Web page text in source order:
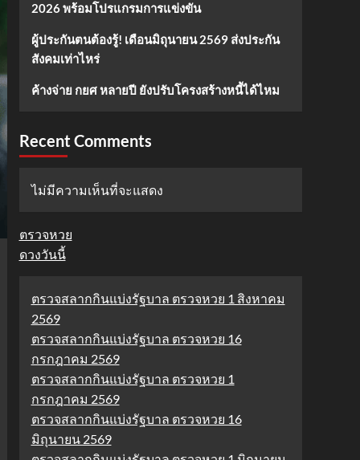
2026 พร้อมโปรแกรมการแข่งขัน
ผู้ประกันตนต้องรู้! เดือนมิถุนายน 2569 ส่งประกัน
สังคมเท่าไหร่
ค้างจ่าย กยศ หลายปี ยังปรับโครงสร้างหนี้ได้ไหม
Recent Comments
ไม่มีความเห็นที่จะแสดง
ตรวจหวย
ดวงวันนี้
ตรวจสลากกินแบ่งรัฐบาล ตรวจหวย 1 สิงหาคม
2569
ตรวจสลากกินแบ่งรัฐบาล ตรวจหวย 16
กรกฎาคม 2569
ตรวจสลากกินแบ่งรัฐบาล ตรวจหวย 1
กรกฎาคม 2569
ตรวจสลากกินแบ่งรัฐบาล ตรวจหวย 16
มิถุนายน 2569